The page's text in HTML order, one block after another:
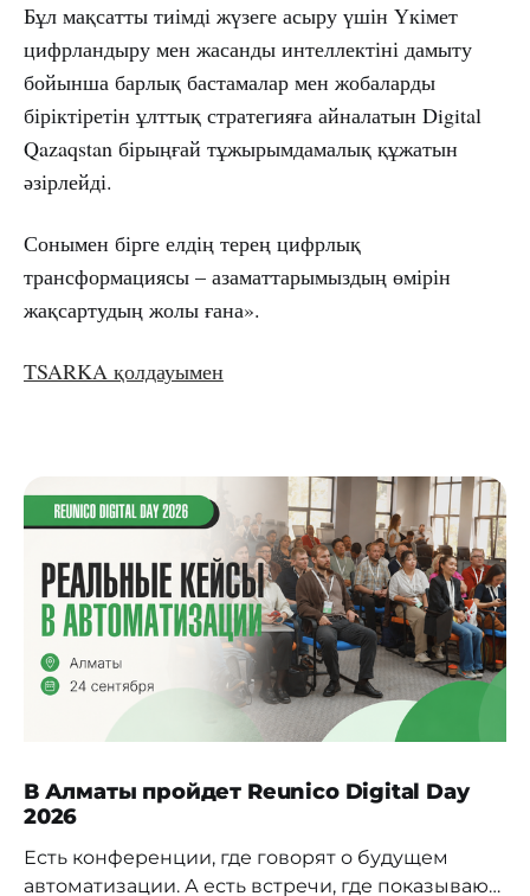
Бұл мақсатты тиімді жүзеге асыру үшін Үкімет
цифрландыру мен жасанды интеллектіні дамыту
бойынша барлық бастамалар мен жобаларды
біріктіретін ұлттық стратегияға айналатын Digital
Qazaqstan бірыңғай тұжырымдамалық құжатын
әзірлейді.
Сонымен бірге елдің терең цифрлық
трансформациясы – азаматтарымыздың өмірін
жақсартудың жолы ғана».
TSARKA қолдауымен
В Алматы пройдет Reunico Digital Day
2026
Есть конференции, где говорят о будущем
автоматизации. А есть встречи, где показывают,